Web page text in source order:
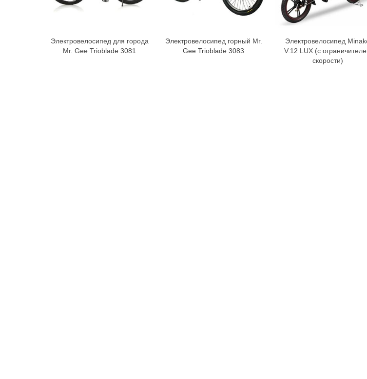
В корзину
Электровелосипед для города
Mr. Gee Trioblade 3081
В корзину
Электровелосипед горный Mr.
Gee Trioblade 3083
В корзину
Электровелосипед
V.12 LUX (с
скорости)